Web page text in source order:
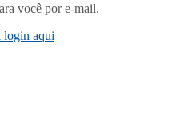
você por e-mail.
login aqui